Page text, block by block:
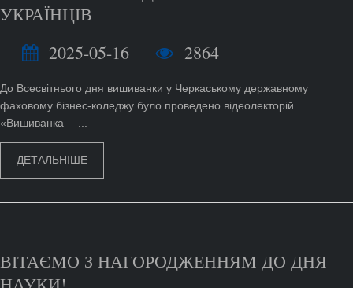
УКРАЇНЦІВ
2025-05-16
2864
До Всесвітнього дня вишиванки у Черкаському державному
фаховому бізнес-коледжу було проведено відеолекторій
«Вишиванка —...
ДЕТАЛЬНІШЕ
ВІТАЄМО З НАГОРОДЖЕННЯМ ДО ДНЯ